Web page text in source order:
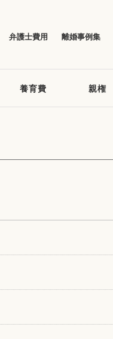
弁護士費用 離婚事例集
養育費 親権